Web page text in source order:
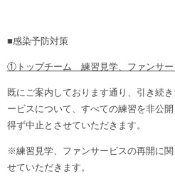
ホームタウン活動
横浜FCスポーツクラブ
ニッパツ横浜FCシーガルズ
ゲームスチュワード
学生インターンシップ
アカデミースタッフ
フェニックスクラブ
サッカースクール
チアスクール
パートナー一覧
あしながドリーム基金
お問い合わせ
お問い合わせ
■感染予防対策
①トップチーム 練習見学、ファンサー
既にご案内しております通り、引き続
ービスについて、すべての練習を非公
得ず中止とさせていただきます。
※練習見学、ファンサービスの再開に
せていただきます。